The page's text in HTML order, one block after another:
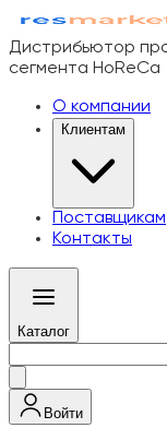
Дистрибьютор
сегмента HoReCa
О компании
Клиентам
Поставщикам
Контакты
Каталог
Войти